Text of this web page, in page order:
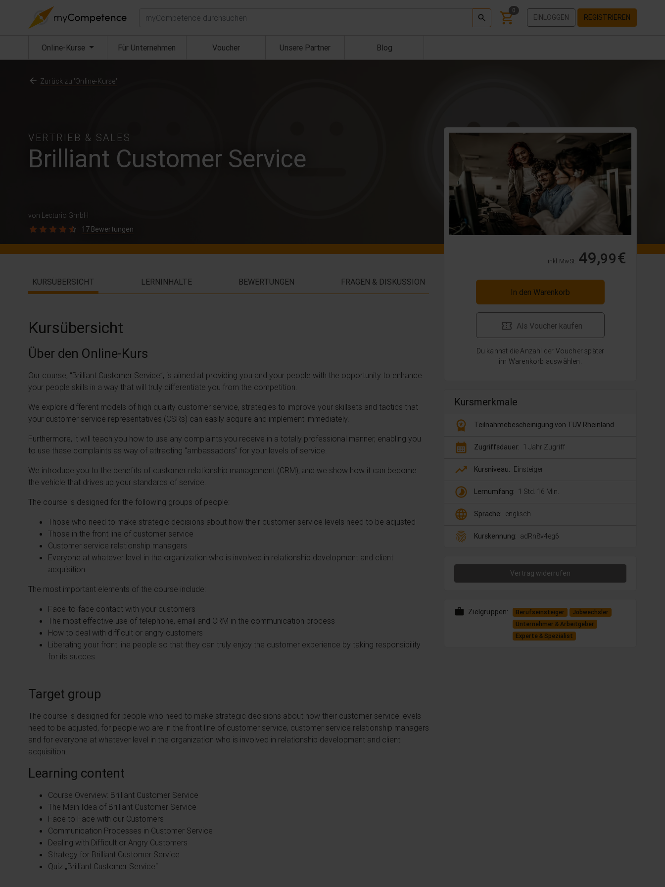
Suchen 0
EINLOGGEN REGISTRIEREN
Online-Kurse (aktuell) Für Unternehmen Voucher Unsere Partner Blog
VERTRIEB & SALES
Brilliant Customer Service
von Lecturio GmbH
17 Bewertungen
Zurück zu 'Online-Kurse'
inkl. MwSt. 49,99€
In den Warenkorb
Als Voucher kaufen
Du kannst die Anzahl der Voucher später
im Warenkorb auswählen.
Kursmerkmale
workspace_premium Teilnahmebescheinigung von TÜV Rheinland
calendar_month Zugriffsdauer: 1 Jahr Zugriff
trending_up Kursniveau: Einsteiger
timelapse Lernumfang: 1 Std. 16 Min.
language Sprache: englisch
fingerprint Kurskennung: adRn8v4eg6
Vertrag widerrufen
work Zielgruppen: Berufseinsteiger
Jobwechsler
Unternehmer & Arbeitgeber
Experte & Spezialist
KURSÜBERSICHT LERNINHALTE BEWERTUNGEN FRAGEN & DISKUSSION
Kursübersicht
Über den Online-Kurs
Our course, “Brilliant Customer Service”, is aimed at providing you and your people with the opportunity to enhance
your people skills in a way that will truly differentiate you from the competition.
We explore different models of high quality customer service, strategies to improve your skillsets and tactics that
your customer service representatives (CSRs) can easily acquire and implement immediately.
Furthermore, it will teach you how to use any complaints you receive in a totally professional manner, enabling you
to use these complaints as way of attracting "ambassadors" for your levels of service.
We introduce you to the benefits of customer relationship management (CRM), and we show how it can become
the vehicle that drives up your standards of service.
The course is designed for the following groups of people:
Those who need to make strategic decisions about how their customer service levels need to be adjusted
Those in the front line of customer service
Customer service relationship managers
Everyone at whatever level in the organization who is involved in relationship development and client
acquisition
The most important elements of the course include:
Face-to-face contact with your customers
The most effective use of telephone, email and CRM in the communication process
How to deal with difficult or angry customers
Liberating your front line people so that they can truly enjoy the customer experience by taking responsibility
for its succes
Target group
The course is designed for people who need to make strategic decisions about how their customer service levels
need to be adjusted, for people wo are in the front line of customer service, customer service relationship managers
and for everyone at whatever level in the organization who is involved in relationship development and client
acquisition.
Learning content
Course Overview: Brilliant Customer Service
The Main Idea of Brilliant Customer Service
Face to Face with our Customers
Communication Processes in Customer Service
Dealing with Difficult or Angry Customers
Strategy for Brilliant Customer Service
Quiz „Brilliant Customer Service“